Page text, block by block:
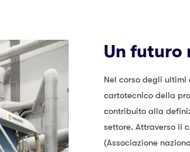
Un futuro
Nel corso degli
cartotecnico della
contribuito alla
settore. Attraverso il
(Associazione